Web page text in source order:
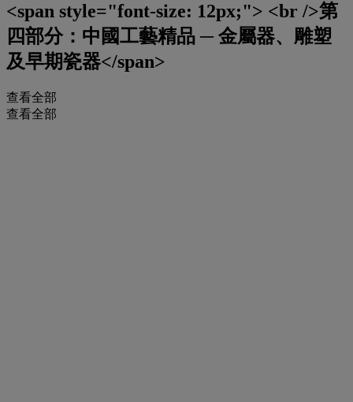
<span style="font-size: 12px;"> <br />第
四部分：中國工藝精品 ─ 金屬器、雕塑
及早期瓷器</span>
查看全部
查看全部